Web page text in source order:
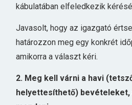
kábulatában elfeledkezik
Javasolt, hogy az igazgató
határozzon meg egy konkrét
amikorra a választ kéri.
2. Meg kell várni a havi
helyettesíthető) bevételeket,